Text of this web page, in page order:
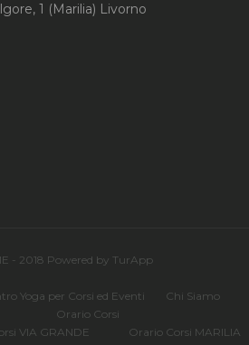
1 (Marilia) Livorno
- 2018 Powered by TurApp
Yoga per Corsi ed Eventi Chi Siamo
Orario Corsi
VIA GRANDE
Orario Corsi MARILIA